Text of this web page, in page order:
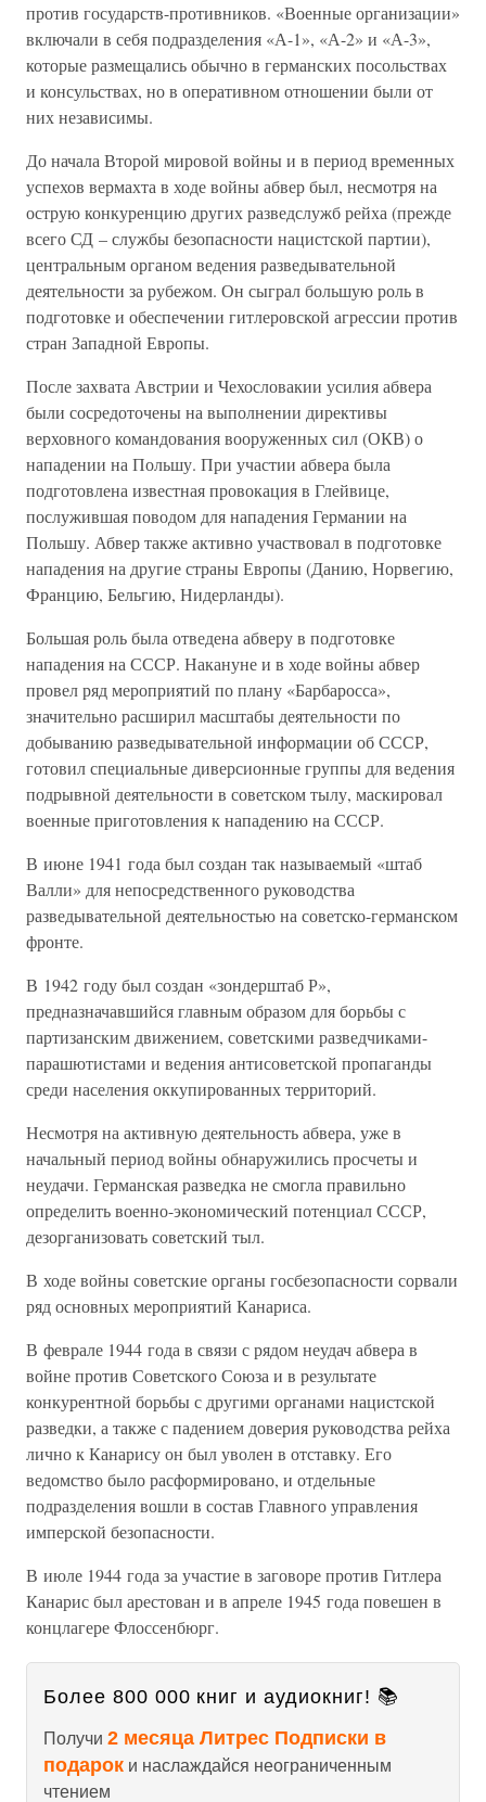
против государств-противников. «Военные организации»
включали в себя подразделения «А-1», «А-2» и «А-3»,
которые размещались обычно в германских посольствах
и консульствах, но в оперативном отношении были от
них независимы.
До начала Второй мировой войны и в период временных
успехов вермахта в ходе войны абвер был, несмотря на
острую конкуренцию других разведслужб рейха (прежде
всего СД – службы безопасности нацистской партии),
центральным органом ведения разведывательной
деятельности за рубежом. Он сыграл большую роль в
подготовке и обеспечении гитлеровской агрессии против
стран Западной Европы.
После захвата Австрии и Чехословакии усилия абвера
были сосредоточены на выполнении директивы
верховного командования вооруженных сил (ОКВ) о
нападении на Польшу. При участии абвера была
подготовлена известная провокация в Глейвице,
послужившая поводом для нападения Германии на
Польшу. Абвер также активно участвовал в подготовке
нападения на другие страны Европы (Данию, Норвегию,
Францию, Бельгию, Нидерланды).
Большая роль была отведена абверу в подготовке
нападения на СССР. Накануне и в ходе войны абвер
провел ряд мероприятий по плану «Барбаросса»,
значительно расширил масштабы деятельности по
добыванию разведывательной информации об СССР,
готовил специальные диверсионные группы для ведения
подрывной деятельности в советском тылу, маскировал
военные приготовления к нападению на СССР.
В июне 1941 года был создан так называемый «штаб
Валли» для непосредственного руководства
разведывательной деятельностью на советско-германском
фронте.
В 1942 году был создан «зондерштаб Р»,
предназначавшийся главным образом для борьбы с
партизанским движением, советскими разведчиками-
парашютистами и ведения антисоветской пропаганды
среди населения оккупированных территорий.
Несмотря на активную деятельность абвера, уже в
начальный период войны обнаружились просчеты и
неудачи. Германская разведка не смогла правильно
определить военно-экономический потенциал СССР,
дезорганизовать советский тыл.
В ходе войны советские органы госбезопасности сорвали
ряд основных мероприятий Канариса.
В феврале 1944 года в связи с рядом неудач абвера в
войне против Советского Союза и в результате
конкурентной борьбы с другими органами нацистской
разведки, а также с падением доверия руководства рейха
лично к Канарису он был уволен в отставку. Его
ведомство было расформировано, и отдельные
подразделения вошли в состав Главного управления
имперской безопасности.
В июле 1944 года за участие в заговоре против Гитлера
Канарис был арестован и в апреле 1945 года повешен в
концлагере Флоссенбюрг.
Более 800 000 книг и аудиокниг! 📚
Получи 2 месяца Литрес Подписки в
подарок и наслаждайся неограниченным
чтением